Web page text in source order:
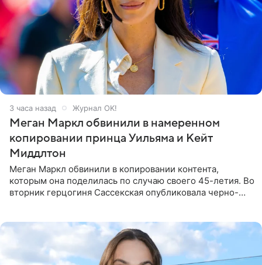
3 часа назад Журнал OK!
Меган Маркл обвинили в намеренном
копировании принца Уильяма и Кейт
Миддлтон
Меган Маркл обвинили в копировании контента,
которым она поделилась по случаю своего 45-летия. Во
вторник герцогиня Сассекская опубликовала черно-